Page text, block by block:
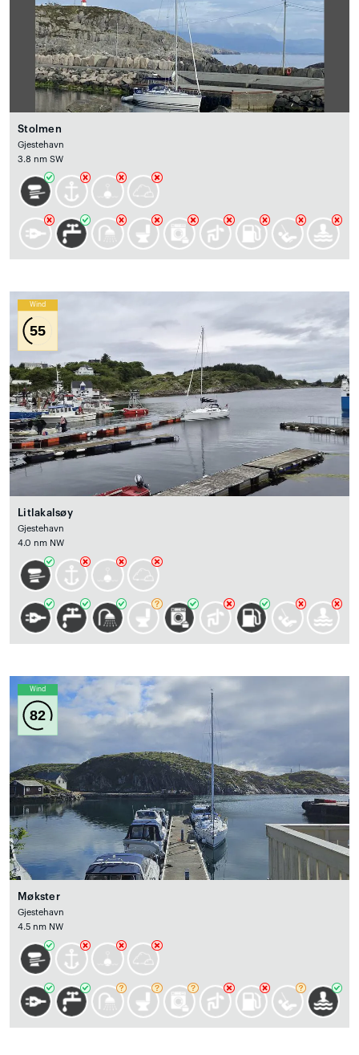
Stolmen
Gjestehavn
3.8 nm SW
Wind
55
Litlakalsøy
Gjestehavn
4.0 nm NW
Wind
82
Møkster
Gjestehavn
4.5 nm NW